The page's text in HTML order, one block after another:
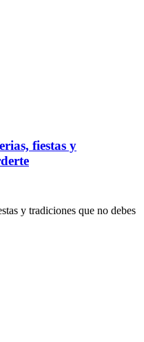
fiestas y
y tradiciones que no debes